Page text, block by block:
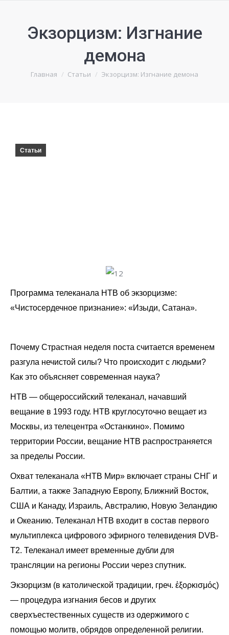
Экзорцизм: Изгнание
демона
Вы здесь:
Главная Статьи Экзорцизм: Изгнание демона
Статьи
Программа телеканала НТВ об экзорцизме:
«Чистосердечное признание»: «Изыди, Сатана».
Почему Страстная неделя поста считается временем
разгула нечистой силы? Что происходит с людьми?
Как это объясняет современная наука?
НТВ — общероссийский телеканал, начавший
вещание в 1993 году. НТВ круглосуточно вещает из
Москвы, из телецентра «Останкино». Помимо
территории России, вещание НТВ распространяется
за пределы России.
Охват телеканала «НТВ Мир» включает страны СНГ и
Балтии, а также Западную Европу, Ближний Восток,
США и Канаду, Израиль, Австралию, Новую Зеландию
и Океанию. Телеканал НТВ входит в состав первого
мультиплекса цифрового эфирного телевидения DVB-
T2. Телеканал имеет временные дубли для
трансляции на регионы России через спутник.
Экзорцизм (в католической традиции, греч. ἐξορκισμός)
— процедура изгнания бесов и других
сверхъестественных существ из одержимого с
помощью молитв, обрядов определенной религии.